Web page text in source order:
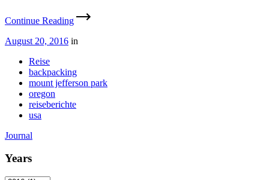
Continue Reading
August 20, 2016 in
Reise
backpacking
mount jefferson park
oregon
reiseberichte
usa
Journal
Years